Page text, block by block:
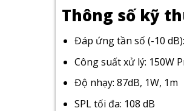
Thông số kỹ
Đáp ứng tần số (-10
Công suất xử lý: 150W
Độ nhạy: 87dB, 1W, 1m
SPL tối đa: 108 dB